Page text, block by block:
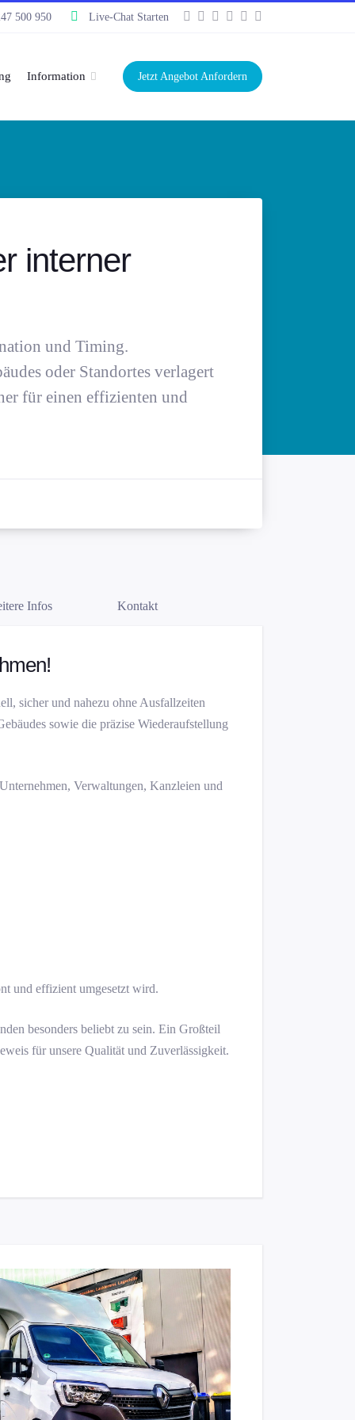
500 950 Live-Chat Starten
Information Jetzt Angebot Anfordern
interner
und Timing.
oder Standortes verlagert
für einen effizienten und
Infos Kontakt
sicher und nahezu ohne Ausfallzeiten
sowie die präzise Wiederaufstellung
Verwaltungen, Kanzleien und
und effizient umgesetzt wird.
besonders beliebt zu sein. Ein Großteil
für unsere Qualität und Zuverlässigkeit.